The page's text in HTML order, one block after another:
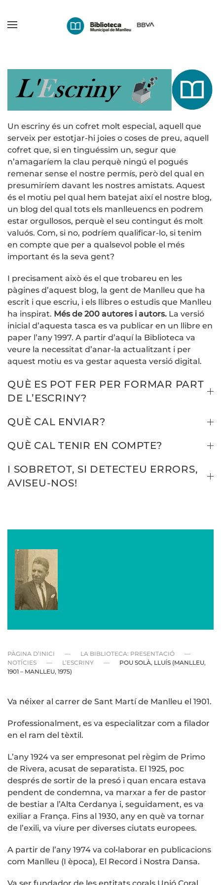
Un escriny és un cofret molt especial, aquell que
serveix per estotjar-hi joies o coses de preu, aquell
cofret que, si en tinguéssim un, segur que
n’amagaríem la clau perquè ningú el pogués
remenar sense el nostre permís, però del qual en
presumiríem davant les nostres amistats. Aquest
és el motiu pel qual hem batejat així el nostre blog,
un blog del qual tots els manlleuencs en podrem
estar orgullosos, perquè el seu contingut és molt
valuós. Com, si no, podríem qualificar-lo, si tenim
en compte que per a qualsevol poble el més
important és la seva gent?
I precisament això és el que trobareu en les
pàgines d’aquest blog, la gent de Manlleu que ha
escrit i que escriu, i els llibres o estudis que Manlleu
ha inspirat. Més de 200 autores i autors. La versió
inicial d’aquesta tasca es va publicar en un llibre en
paper l’any 1997. A partir d’aquí la Biblioteca va
veure la necessitat d’anar-la actualitzant i per
aquest motiu es va gestar aquesta versió digital.
QUÈ ES POT FER PER FORMAR PART
DE L’ESCRINY?
QUÈ CAL ENVIAR?
QUÈ CAL TENIR EN COMPTE?
I SOBRETOT, SI DETECTEU ERRORS,
AVISEU-NOS!
PÀGINA D’INICI
LA BIBLIOTECA: PRESENTACIÓ
NOTÍCIES
L’ESCRINY
POU SOLÀ, LLUÍS (MANLLEU,
1901 – MANLLEU, 1975)
Va néixer al carrer de Sant Martí de Manlleu el 1901.
Professionalment, es va especialitzar com a filador
en el ram del tèxtil.
L’any 1924 va ser empresonat pel règim de Primo
de Rivera, acusat de separatista. El 1925, poc
després de sortir de la presó i quan encara estava
pendent de condemna, va marxar a fer de pastor
de bestiar a l’Alta Cerdanya i, seguidament, es va
exiliar a França. Fins al 1930, any en què va tornar
de l’exili, va viure per diverses ciutats europees.
A partir de l’any 1974 va col•laborar en publicacions
com Manlleu (I època), El Record i Nostra Dansa.